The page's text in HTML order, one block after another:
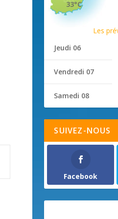
33°C
Les
Jeudi 06
Vendredi 07
Samedi 08
SUIVEZ-NOUS
Facebook